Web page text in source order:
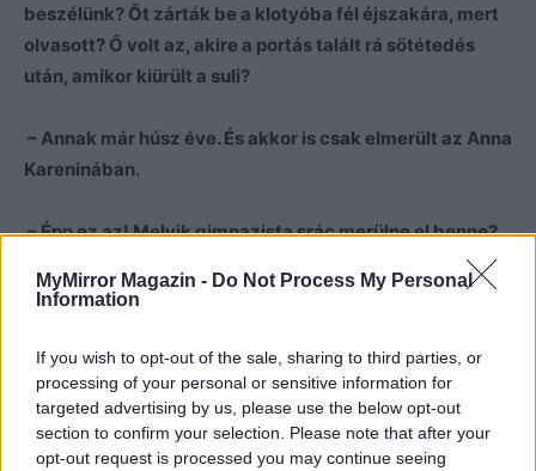
MyMirror Magazin - Do Not Process My Personal
Information
If you wish to opt-out of the sale, sharing to third parties, or
processing of your personal or sensitive information for
targeted advertising by us, please use the below opt-out
section to confirm your selection. Please note that after your
opt-out request is processed you may continue seeing
beszélünk? Őt zárták be a klotyóba fél éjszakára, mert
olvasott? Ő volt az, akire a portás talált rá sötétedés
után, amikor kiürült a suli?
– Annak már húsz éve. És akkor is csak elmerült az Anna
Kareninában.
– Épp ez az! Melyik gimnazista srác merülne el benne?
akarod a kóstolni világbajnok főztömet.
Mara bocsánatkérően megrázta a fejét.
– Később… Szerinted, ott lesz mindenki? Vajon mennyit
változtak a többiek?